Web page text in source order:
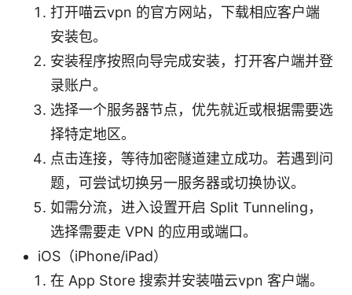
打开喵云vpn 的官方网站，下载相应客户端
安装包。
安装程序按照向导完成安装，打开客户端并登
录账户。
选择一个服务器节点，优先就近或根据需要选
择特定地区。
点击连接，等待加密隧道建立成功。若遇到问
题，可尝试切换另一服务器或切换协议。
如需分流，进入设置开启 Split Tunneling，
选择需要走 VPN 的应用或端口。
iOS（iPhone/iPad）
在 App Store 搜索并安装喵云vpn 客户端。